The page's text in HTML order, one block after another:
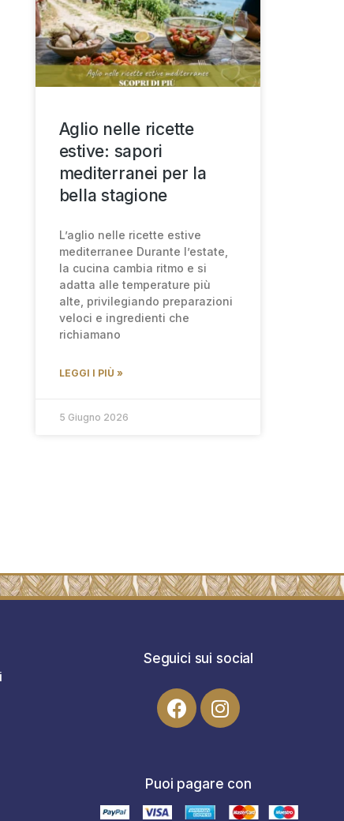
Aglio nelle ricette
estive: sapori
mediterranei per la
bella stagione
L’aglio nelle ricette estive
mediterranee Durante l’estate,
la cucina cambia ritmo e si
adatta alle temperature più
alte, privilegiando preparazioni
veloci e ingredienti che
richiamano
LEGGI I PIÙ »
5 Giugno 2026
Seguici sui social
Puoi pagare con